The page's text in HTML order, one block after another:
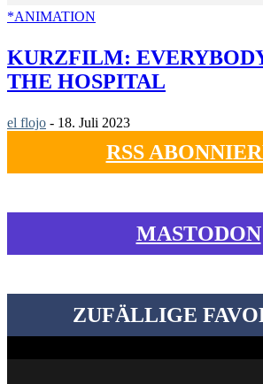
*ANIMATION
KURZFILM:
THE HOSPITAL
el flojo - 18. Juli 2023
RSS
MASTODON
ZUFÄLLIGE